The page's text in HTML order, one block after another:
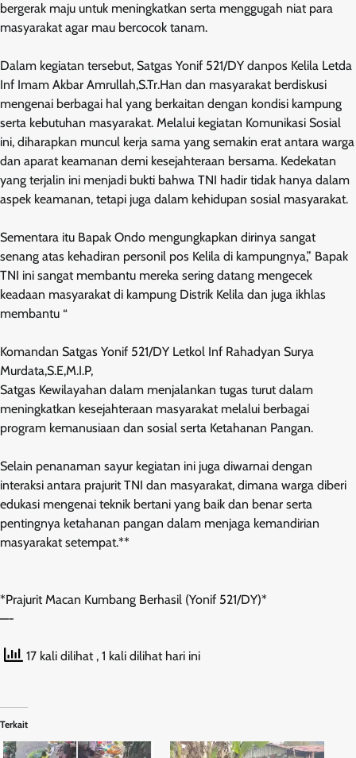
bergerak maju untuk meningkatkan serta menggugah niat para
masyarakat agar mau bercocok tanam.
Dalam kegiatan tersebut, Satgas Yonif 521/DY danpos Kelila Letda
Inf Imam Akbar Amrullah,S.Tr.Han dan masyarakat berdiskusi
mengenai berbagai hal yang berkaitan dengan kondisi kampung
serta kebutuhan masyarakat. Melalui kegiatan Komunikasi Sosial
ini, diharapkan muncul kerja sama yang semakin erat antara warga
dan aparat keamanan demi kesejahteraan bersama. Kedekatan
yang terjalin ini menjadi bukti bahwa TNI hadir tidak hanya dalam
aspek keamanan, tetapi juga dalam kehidupan sosial masyarakat.
Sementara itu Bapak Ondo mengungkapkan dirinya sangat
senang atas kehadiran personil pos Kelila di kampungnya,” Bapak
TNI ini sangat membantu mereka sering datang mengecek
keadaan masyarakat di kampung Distrik Kelila dan juga ikhlas
membantu “
Komandan Satgas Yonif 521/DY Letkol Inf Rahadyan Surya
Murdata,S.E,M.I.P,
Satgas Kewilayahan dalam menjalankan tugas turut dalam
meningkatkan kesejahteraan masyarakat melalui berbagai
program kemanusiaan dan sosial serta Ketahanan Pangan.
Selain penanaman sayur kegiatan ini juga diwarnai dengan
interaksi antara prajurit TNI dan masyarakat, dimana warga diberi
edukasi mengenai teknik bertani yang baik dan benar serta
pentingnya ketahanan pangan dalam menjaga kemandirian
masyarakat setempat.**
*Prajurit Macan Kumbang Berhasil (Yonif 521/DY)*
—-
17 kali dilihat , 1 kali dilihat hari ini
Terkait